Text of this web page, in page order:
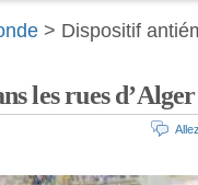
> Dispositif
les rues d’Alger